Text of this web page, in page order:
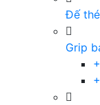
Đế
Grip